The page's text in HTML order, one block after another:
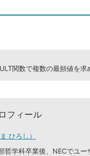
追
関数で複数の最頻値を求
フィール
ひろし）
哲学科卒業後、NECでユ